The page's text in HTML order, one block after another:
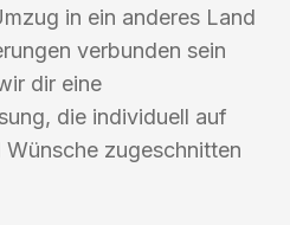
in ein anderes Land
verbunden sein
dir eine
die individuell auf
zugeschnitten